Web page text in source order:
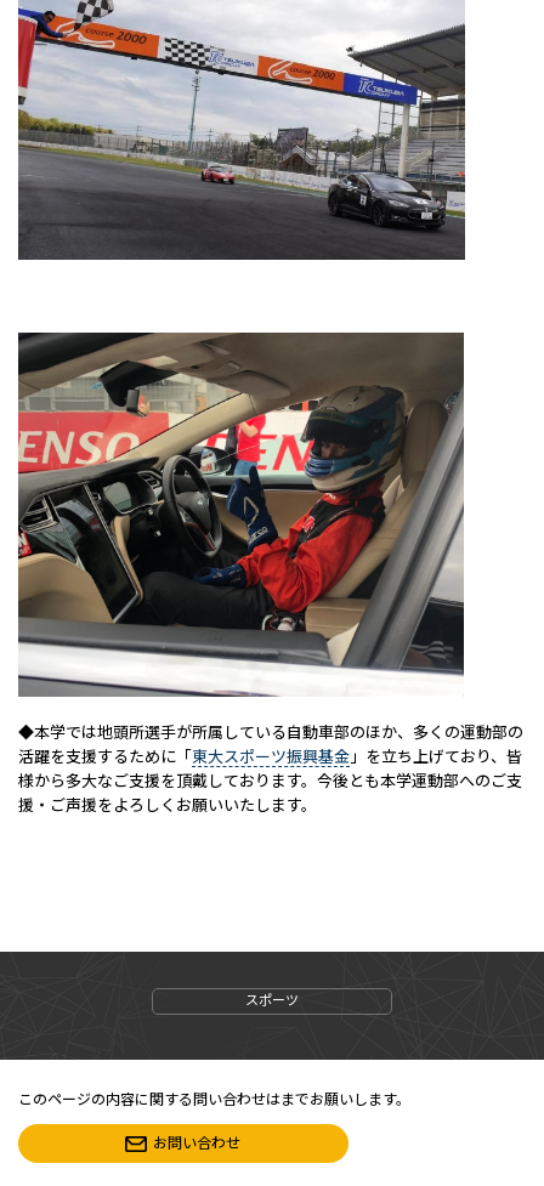
◆本学では地頭所選手が所属している自動車部のほか、多くの運動部の
活躍を支援するために「 東大スポーツ振興基金 」を立ち上げており、皆
様から多大なご支援を頂戴しております。今後とも本学運動部へのご支
援・ご声援をよろしくお願いいたします。
スポーツ
このページの内容に関する問い合わせはまでお願いします。
お問い合わせ